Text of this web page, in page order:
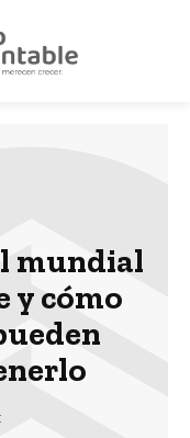
mundial
y cómo